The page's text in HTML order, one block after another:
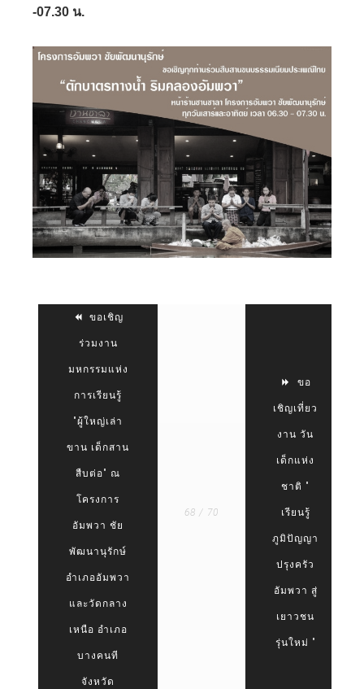
-07.30 น.
ขอเชิญ
ร่วมงาน
มหกรรมแห่ง
การเรียนรู้
"ผู้ใหญ่เล่า
ขาน เด็กสาน
สืบต่อ" ณ
โครงการ
อัมพวา ชัย
พัฒนานุรักษ์
อำเภออัมพวา
และวัดกลาง
เหนือ อำเภอ
บางคนที
จังหวัด
68 / 70
ขอ
เชิญเที่ยว
งาน วัน
เด็กแห่ง
ชาติ "
เรียนรู้
ภูมิปัญญา
ปรุงครัว
อัมพวา สู่
เยาวชน
รุ่นใหม่ "